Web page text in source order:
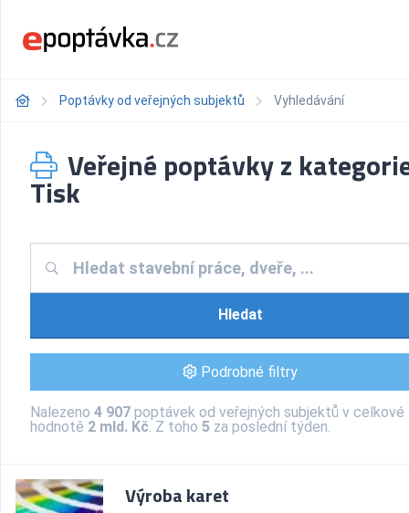
Poptávky od veřejných subjektů Vyhledávání
Veřejné poptávky z
Tisk
Hledat
Podrobné filtry
Nalezeno 4 907 poptávek od veřejných subjektů v celkové
hodnotě 2 mld. Kč. Z toho 5 za poslední týden.
Výroba karet